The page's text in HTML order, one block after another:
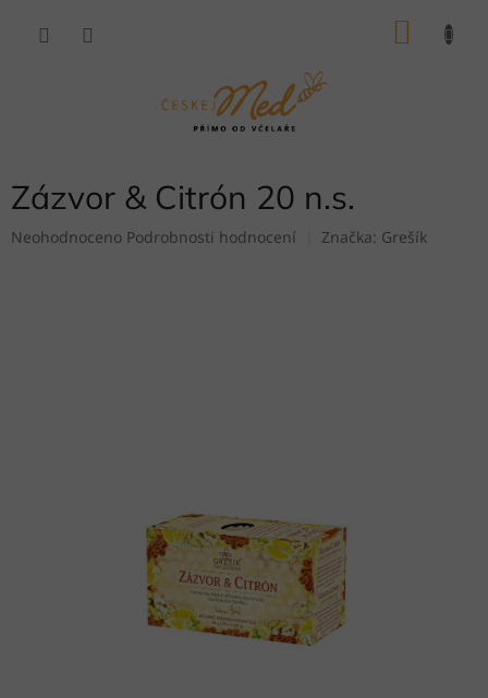
Zázvor & Citrón 20 n.s.
Průměrné
Neohodnoceno Podrobnosti hodnocení Značka: Grešík